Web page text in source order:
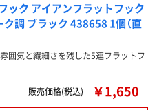
ック アイアンフラットフック
調 ブラック 438658 1個（直
囲気と繊細さを残した5連フラットフ
販売価格(税込)
￥1,650